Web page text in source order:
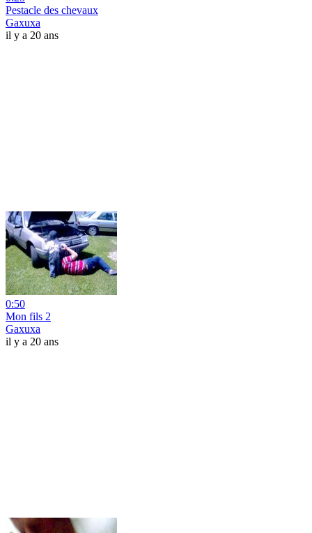
Pestacle des chevaux
Gaxuxa
il y a 20 ans
0:50
Mon fils 2
Gaxuxa
il y a 20 ans